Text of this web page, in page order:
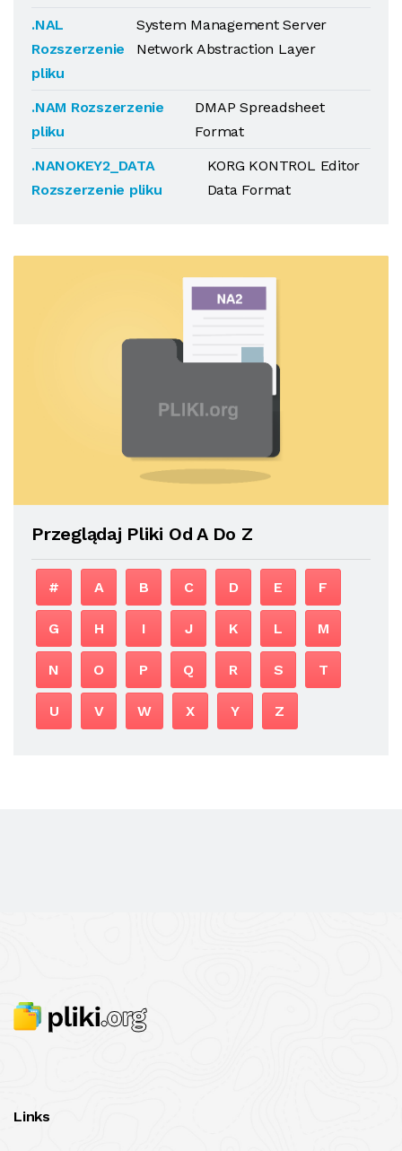
.NAL
Rozszerzenie
pliku
System Management Server
Network Abstraction Layer
.NAM Rozszerzenie
pliku
DMAP Spreadsheet
Format
.NANOKEY2_DATA
Rozszerzenie pliku
KORG KONTROL Editor
Data Format
Przeglądaj Pliki Od A Do Z
# A B C D E F
G H I J K L M
N O P Q R S T
U V W X Y Z
Links